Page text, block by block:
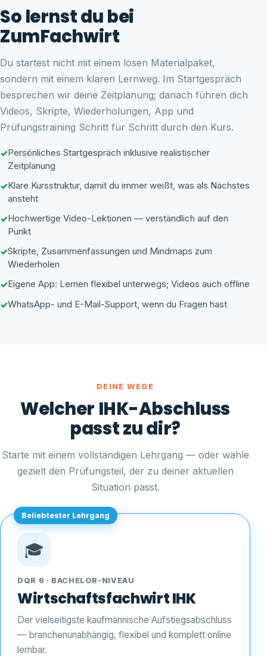
So lernst du bei
ZumFachwirt
Du startest nicht mit einem losen Materialpaket,
sondern mit einem klaren Lernweg. Im Startgespräch
besprechen wir deine Zeitplanung; danach führen dich
Videos, Skripte, Wiederholungen, App und
Prüfungstraining Schritt für Schritt durch den Kurs.
Persönliches Startgespräch inklusive realistischer
Zeitplanung
Klare Kursstruktur, damit du immer weißt, was als Nächstes
ansteht
Hochwertige Video-Lektionen — verständlich auf den
Punkt
Skripte, Zusammenfassungen und Mindmaps zum
Wiederholen
Eigene App: Lernen flexibel unterwegs; Videos auch offline
WhatsApp- und E-Mail-Support, wenn du Fragen hast
DEINE WEGE
Welcher IHK-Abschluss
passt zu dir?
Starte mit einem vollständigen Lehrgang — oder wähle
gezielt den Prüfungsteil, der zu deiner aktuellen
Situation passt.
Beliebtester Lehrgang
🎓
DQR 6 · BACHELOR-NIVEAU
Wirtschaftsfachwirt IHK
Der vielseitigste kaufmännische Aufstiegsabschluss
— branchenunabhängig, flexibel und komplett online
lernbar.